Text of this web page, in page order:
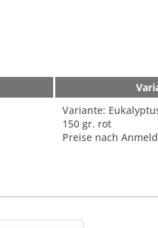
Variante:
150 gr. rot
Preise nach